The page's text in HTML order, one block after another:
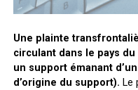
Une plainte
circulant dans le pays
un support émanant
d’origine du support). Le